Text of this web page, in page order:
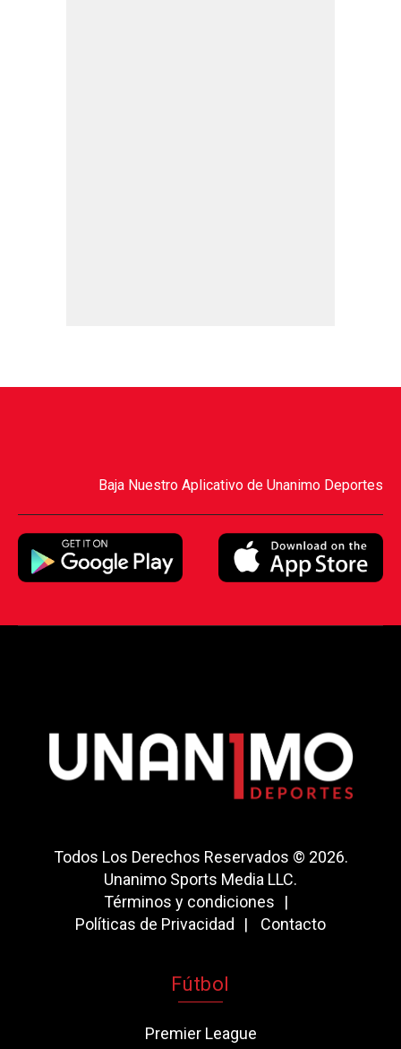
Baja Nuestro Aplicativo de Unanimo Deportes
Todos Los Derechos Reservados © 2026.
Unanimo Sports Media LLC.
Términos y condiciones
Políticas de Privacidad
Contacto
Fútbol
Premier League